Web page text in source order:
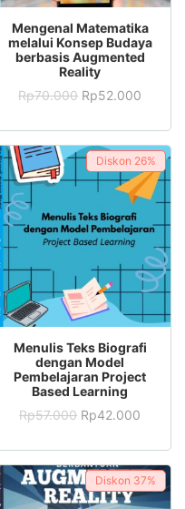
ADD TO CART
Mengenal Matematika
melalui Konsep Budaya
berbasis Augmented
Reality
Rp70.000 Rp52.000
Diskon 26%
ADD TO CART
Menulis Teks Biografi
dengan Model
Pembelajaran Project
Based Learning
Rp57.000 Rp42.000
Diskon 37%